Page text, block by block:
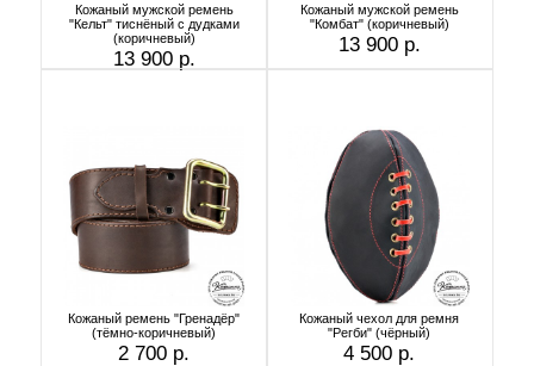
Кожаный мужской ремень
"Кельт" тиснёный с дудками
(коричневый)
13 900 р.
Кожаный мужской ремень
"Комбат" (коричневый)
13 900 р.
Кожаный ремень "Гренадёр"
(тёмно-коричневый)
2 700 р.
Кожаный чехол для ремня
"Регби" (чёрный)
4 500 р.